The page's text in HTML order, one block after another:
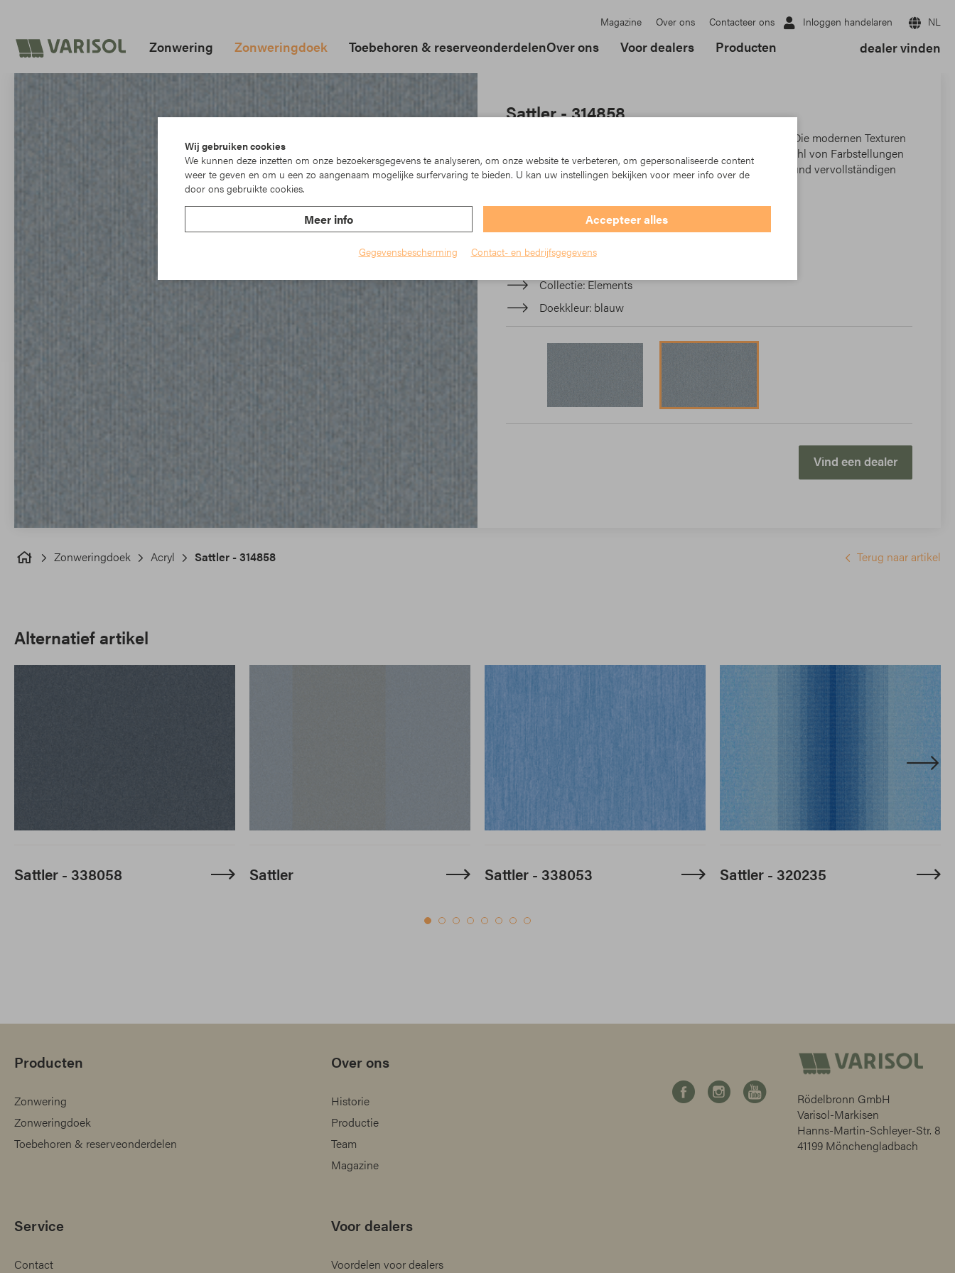
Magazine Over ons Contacteer ons Inloggen handelaren NL
Zonwering Zonweringdoek Toebehoren & reserveonderdelenOver ons Voor dealers Producten dealer vinden
Sattler - 314858
In der Elements-Kollektion findet jeder das richtige Dessin. Die modernen Texturen
der Urban Design Linie, die aktuellen Streifen in einer Vielzahl von Farbstellungen
und die teilweise fein strukturierten Solids Stoffe ergänzen und vervollständigen
Ihre Markise und machen sie zu einem Kunstwerk.
Artikelnr.: TK23-314858
Materiaal Acryl
Collectie Elements
Doekkleur blauw
Vind een dealer
Zonweringdoek Acryl Sattler - 314858 Terug naar artikel
Alternatief artikel
Sattler - 338058 Sattler Sattler - 338053 Sattler - 320235
Producten
Zonwering
Zonweringdoek
Toebehoren & reserveonderdelen
Over ons
Historie
Productie
Team
Magazine
Service
Contact
Voor dealers
Voordelen voor dealers
Rödelbronn GmbH
Varisol-Markisen
Hanns-Martin-Schleyer-Str. 8
41199 Mönchengladbach
Wij gebruiken cookies
We kunnen deze inzetten om onze bezoekersgegevens te analyseren, om onze website te verbeteren, om gepersonaliseerde content
weer te geven en om u een zo aangenaam mogelijke surfervaring te bieden. U kan uw instellingen bekijken voor meer info over de
door ons gebruikte cookies.
Meer info Accepteer alles
Gegevensbescherming Contact- en bedrijfsgegevens